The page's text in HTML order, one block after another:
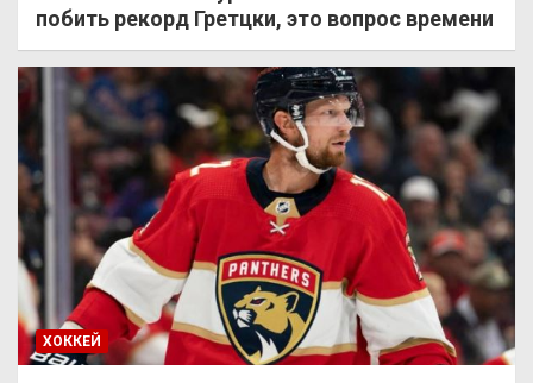
побить рекорд Гретцки, это вопрос времени
ХОККЕЙ